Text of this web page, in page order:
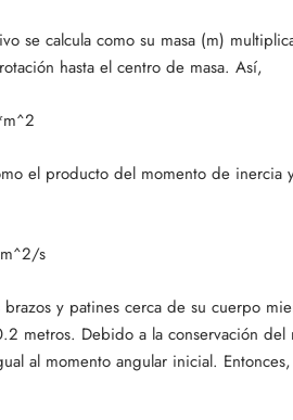
se calcula como su masa (m)
hasta el centro de masa. Así,
el producto del momento de inercia
m^2/s
y patines cerca de su cuerpo
metros. Debido a la conservación del
al momento angular inicial.